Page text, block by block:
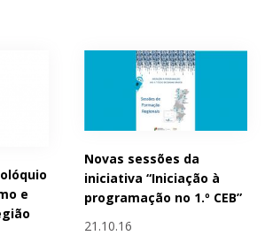
e
Novas sessões da
iniciativa “Iniciação à
programação no 1.º CEB”
21.10.16